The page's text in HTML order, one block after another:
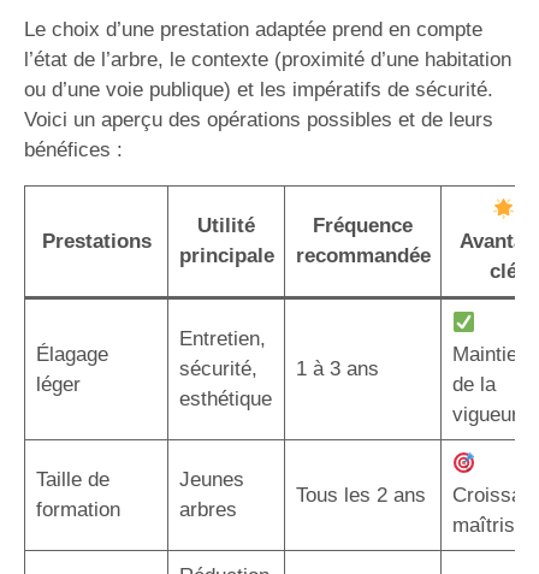
Le choix d’une prestation adaptée prend en compte
l’état de l’arbre, le contexte (proximité d’une habitation
ou d’une voie publique) et les impératifs de sécurité.
Voici un aperçu des opérations possibles et de leurs
bénéfices :
Prestations
Utilité
principale
Fréquence
recommandée
clé
Élagage
léger
Entretien,
sécurité,
esthétique
1 à 3 ans
Maintien
de la
vigueur
Taille de
formation
Jeunes
arbres
Tous les 2 ans
maîtrisée